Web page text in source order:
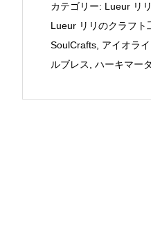
カテゴリー: Lueur リ
Lueur リリのクラフト
SoulCrafts アイオライ
ルブレス
,ハーキマー